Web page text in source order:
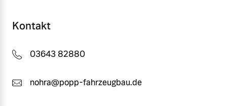
Kontakt
03643 82880
nohra@popp-fahrzeugbau.de